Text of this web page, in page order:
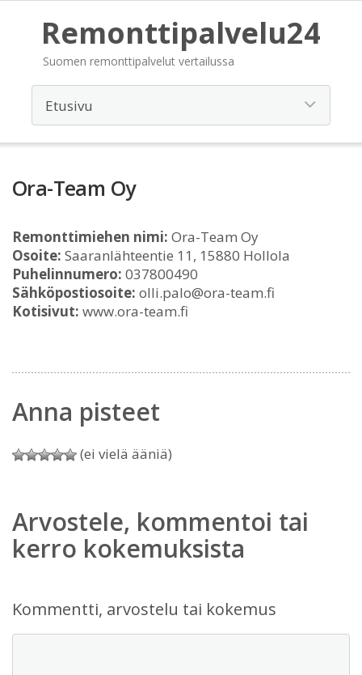
Remonttipalvelu24
Suomen remonttipalvelut vertailussa
Ora-Team Oy
Remonttimiehen nimi: Ora-Team Oy
Osoite: Saaranlähteentie 11, 15880 Hollola
Puhelinnumero: 037800490
Sähköpostiosoite: olli.palo@ora-team.fi
Kotisivut: www.ora-team.fi
Anna pisteet
(ei vielä ääniä)
Arvostele, kommentoi tai
kerro kokemuksista
Kommentti, arvostelu tai kokemus